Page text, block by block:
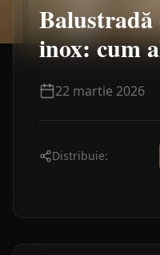
inox: cum
22 martie 2026
Distribuie: